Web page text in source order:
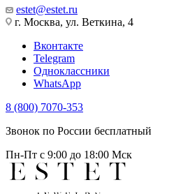
estet@estet.ru
г. Москва, ул. Веткина, 4
Вконтакте
Telegram
Одноклассники
WhatsApp
8 (800) 7070-353
Звонок по России бесплатный
Пн-Пт с 9:00 до 18:00 Мск